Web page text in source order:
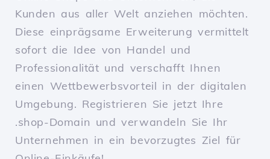
Kunden aus aller Welt anziehen möchten.
Diese einprägsame Erweiterung vermittelt
sofort die Idee von Handel und
Professionalität und verschafft Ihnen
einen Wettbewerbsvorteil in der digitalen
Umgebung. Registrieren Sie jetzt Ihre
.shop-Domain und verwandeln Sie Ihr
Unternehmen in ein bevorzugtes Ziel für